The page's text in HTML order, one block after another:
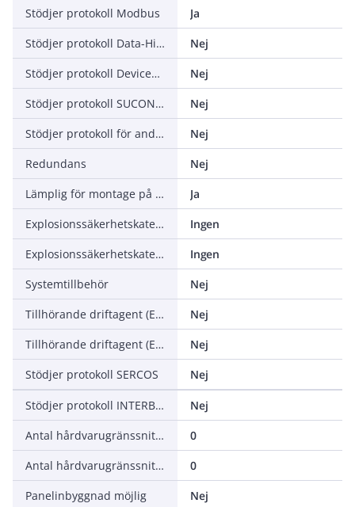
Stödjer protokoll Modbus
Ja
Stödjer protokoll Data-Highway
Nej
Stödjer protokoll DeviceNet
Nej
Stödjer protokoll SUCONET
Nej
Stödjer protokoll för andra bussystem
Nej
Redundans
Nej
Lämplig för montage på skena
Ja
Explosionssäkerhetskategori för gas
Ingen
Explosionssäkerhetskategori för damm
Ingen
Systemtillbehör
Nej
Tillhörande driftagent (Ex ia)
Nej
Tillhörande driftagent (Ex ib)
Nej
Stödjer protokoll SERCOS
Nej
Stödjer protokoll INTERBUS Safety
Nej
Antal hårdvarugränssnitt PROFINET
0
Antal hårdvarugränssnitt trådlösa
0
Panelinbyggnad möjlig
Nej